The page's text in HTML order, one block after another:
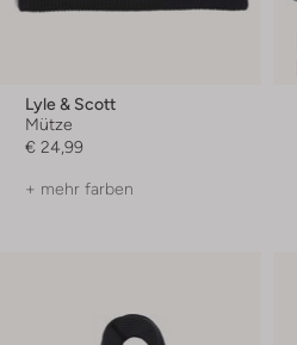
Lyle & Scott
Mütze
€ 24,99
+ mehr farben